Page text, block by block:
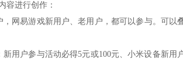
容进行创作：
，网易游戏新用户、老用户，都可以参与。可
新用户参与活动必得5元或100元、小米设备新